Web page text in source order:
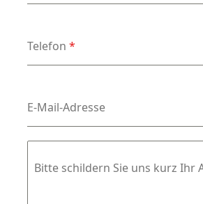
Telefon *
E-Mail-Adresse
Bitte schildern Sie uns kurz Ihr